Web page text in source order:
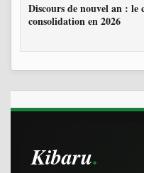
Discours de nouvel an : le
consolidation en 2026
Kibaru